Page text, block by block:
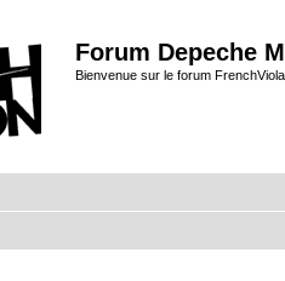
Forum Depeche
Bienvenue sur le forum